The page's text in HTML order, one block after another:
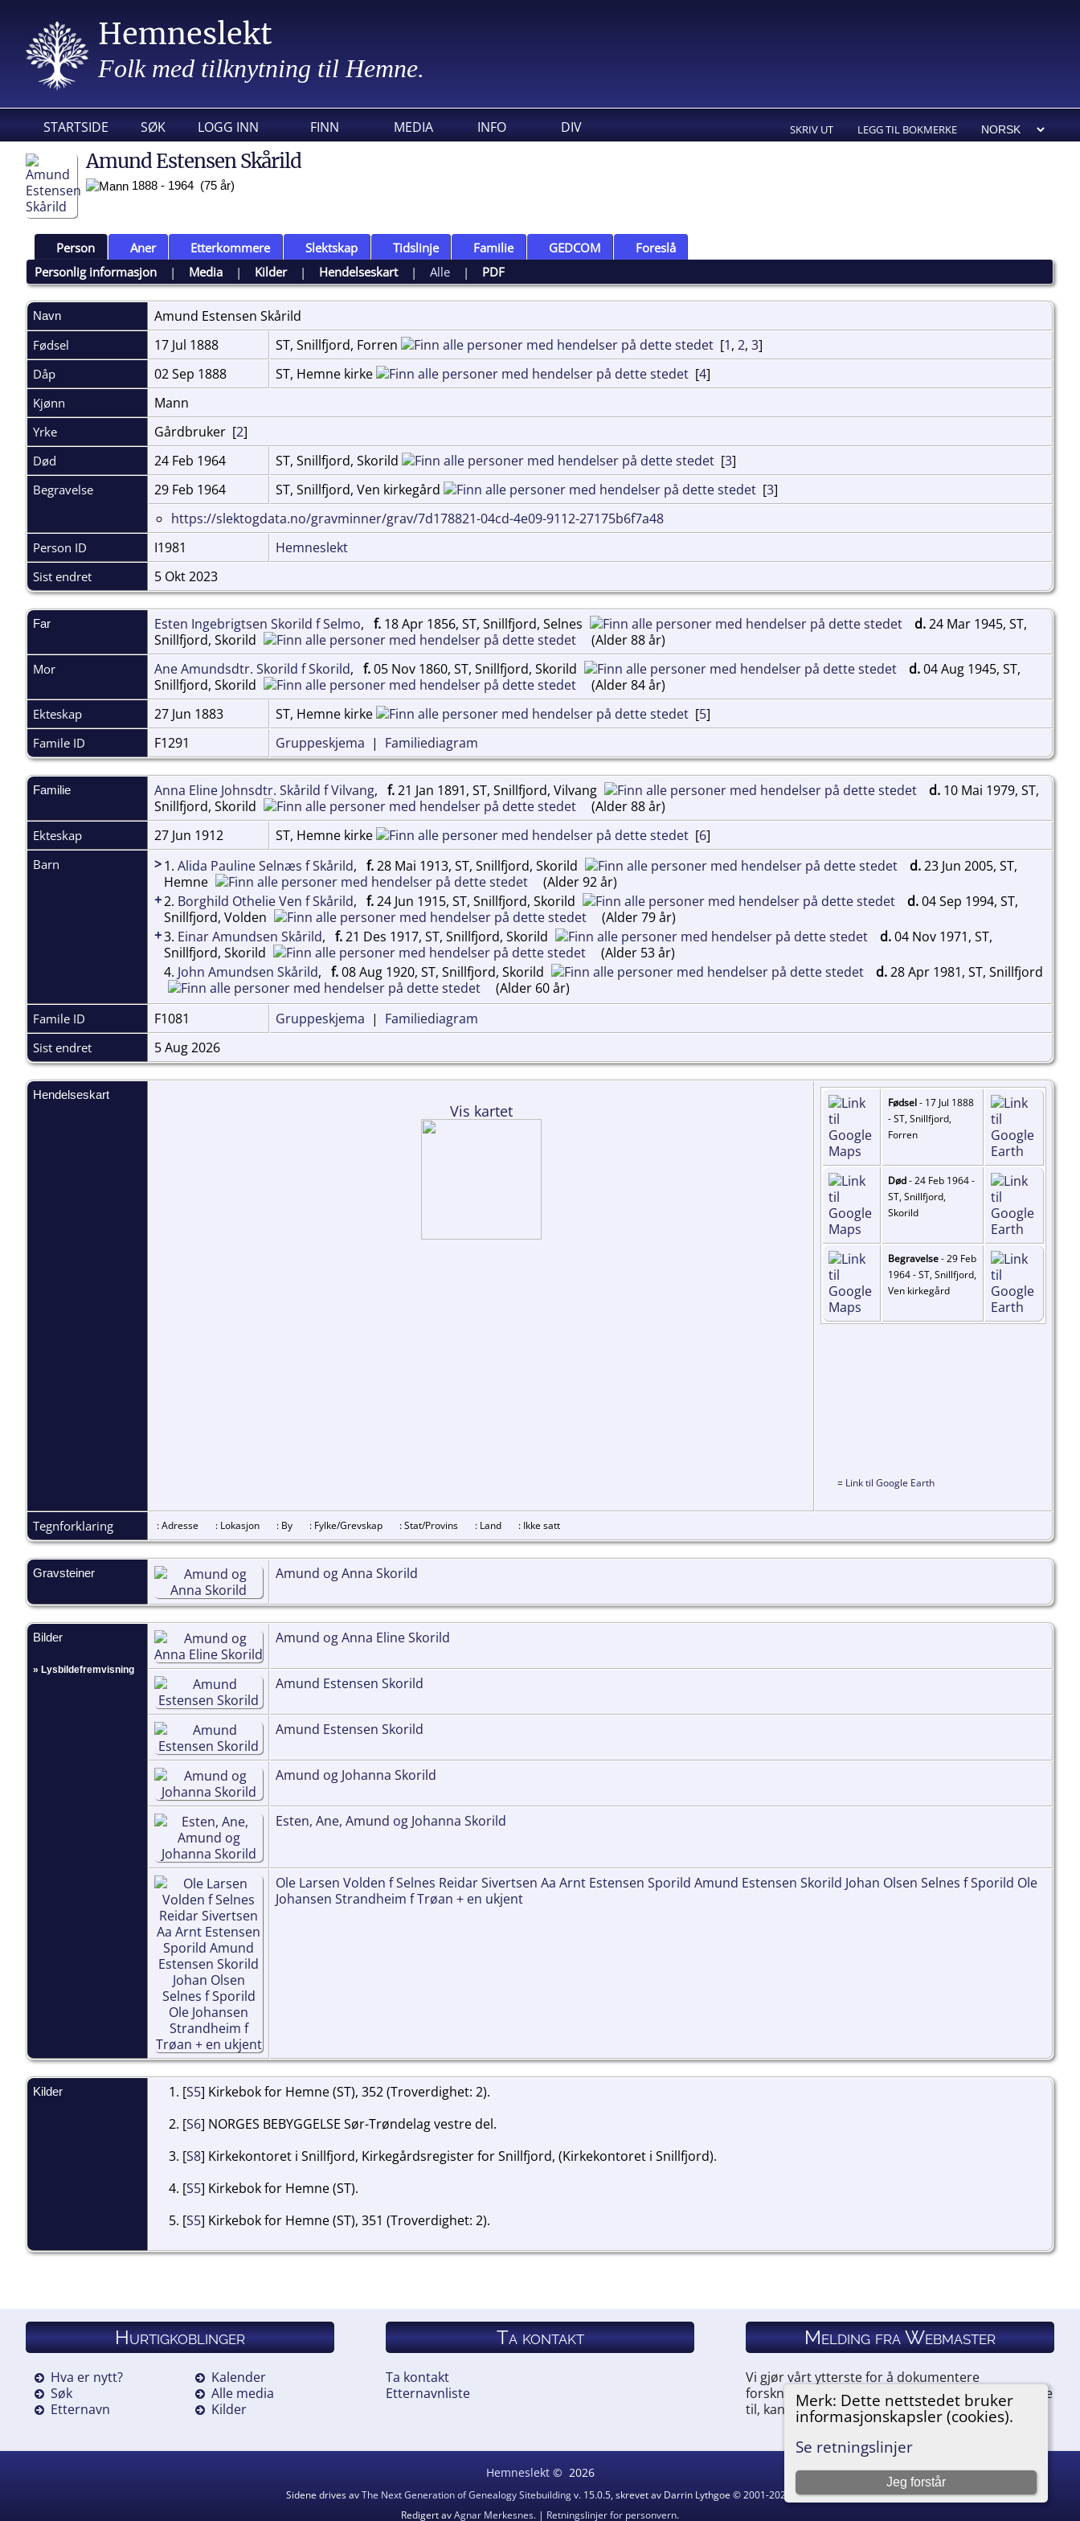
Hemneslekt
Folk med tilknytning til Hemne.
STARTSIDE SØK LOGG INN FINN MEDIA INFO DIV SKRIV UT LEGG TIL BOKMERKE
Merk: Dette nettstedet bruker
informasjonskapsler (cookies).
Se retningslinjer
Jeg forstår
Amund Estensen Skårild
1888 - 1964 (75 år)
Person Aner Etterkommere Slektskap Tidslinje Familie GEDCOM
Foreslå
Personlig informasjon | Media | Kilder| Hendelseskart|Alle | PDF
Navn Amund Estensen Skårild
Fødsel 17 Jul 1888 ST, Snillfjord, Forren [1, 2, 3]
Dåp 02 Sep 1888 ST, Hemne kirke [4]
Kjønn Mann
Yrke Gårdbruker [2]
Død 24 Feb 1964 ST, Snillfjord, Skorild [3]
Begravelse 29 Feb 1964 ST, Snillfjord, Ven kirkegård [3]
https://slektogdata.no/gravminner/grav/7d178821-04cd-4e09-9112-27175b6f7a48
Person ID I1981 Hemneslekt
Sist endret 5 Okt 2023
Far Esten Ingebrigtsen Skorild f Selmo, f. 18 Apr 1856, ST, Snillfjord, Selnes d.24 Mar 1945, ST,
Snillfjord, Skorild
(Alder 88 år)
Mor Ane Amundsdtr. Skorild f Skorild, f.05 Nov 1860, ST, Snillfjord, Skorild d.04 Aug 1945, ST,
Snillfjord, Skorild
(Alder 84 år)
Ekteskap 27 Jun 1883 ST, Hemne kirke [5]
Famile ID F1291 Gruppeskjema | Familiediagram
Familie Anna Eline Johnsdtr. Skårild f Vilvang, f.21 Jan 1891, ST, Snillfjord, Vilvang d. 10 Mai 1979, ST,
Snillfjord, Skorild
(Alder 88 år)
Ekteskap 27 Jun 1912 ST, Hemne kirke [6]
Barn >1. Alida Pauline Selnæs f Skårild, f.28 Mai 1913, ST, Snillfjord, Skorild d.23 Jun 2005, ST,
Hemne
(Alder 92 år)
+2. Borghild Othelie Ven f Skårild, f.24 Jun 1915, ST, Snillfjord, Skorild d.04 Sep 1994, ST,
Snillfjord, Volden
(Alder 79 år)
+3. Einar Amundsen Skårild, f.21 Des 1917, ST, Snillfjord, Skorild d.04 Nov 1971, ST,
Snillfjord, Skorild
(Alder 53 år)
4. John Amundsen Skårild, f.08 Aug 1920, ST, Snillfjord, Skorild d.28 Apr 1981, ST, Snillfjord
(Alder 60 år)
Famile ID F1081 Gruppeskjema | Familiediagram
Sist endret 5 Aug 2026
Hendelseskart
Vis kartet Fødsel- 17 Jul 1888
- ST, Snillfjord,
Forren
Død- 24 Feb 1964 -
ST, Snillfjord,
Skorild
Begravelse- 29 Feb
1964 - ST, Snillfjord,
Ven kirkegård
= Link til Google Earth
Tegnforklaring : Adresse : Lokasjon : By : Fylke/Grevskap : Stat/Provins : Land : Ikke satt
Gravsteiner Amund og Anna Skorild
Bilder
» Lysbildefremvisning
Amund og Anna Eline Skorild
Amund Estensen Skorild
Amund Estensen Skorild
Amund og Johanna Skorild
Esten, Ane, Amund og Johanna Skorild
Ole Larsen Volden f Selnes Reidar Sivertsen Aa Arnt Estensen Sporild Amund Estensen Skorild Johan Olsen Selnes f Sporild Ole
Johansen Strandheim f Trøan + en ukjent
Kilder [S5] Kirkebok for Hemne (ST), 352 (Troverdighet: 2).
[S6] NORGES BEBYGGELSE Sør-Trøndelag vestre del.
[S8] Kirkekontoret i Snillfjord, Kirkegårdsregister for Snillfjord, (Kirkekontoret i Snillfjord).
[S5] Kirkebok for Hemne (ST).
[S5] Kirkebok for Hemne (ST), 351 (Troverdighet: 2).
[S5] Kirkebok for Hemne (ST), 353 (Troverdighet: 2).
Hurtigkoblinger
Hva er nytt?
Søk
Etternavn
Kalender
Alle media
Kilder
Ta kontakt
Ta kontakt
Etternavnliste
Melding fra Webmaster
Vi gjør vårt ytterste for å dokumentere
forskningen vår. Hvis du har noe du ønsker å legge
til, kan du kontakte oss.
Hemneslekt© 2026
Sidene drives avThe Next Generation of Genealogy Sitebuildingv. 15.0.5, skrevet av Darrin Lythgoe © 2001-2026.
Redigert avAgnar Merkesnes. | Retningslinjer for personvern.